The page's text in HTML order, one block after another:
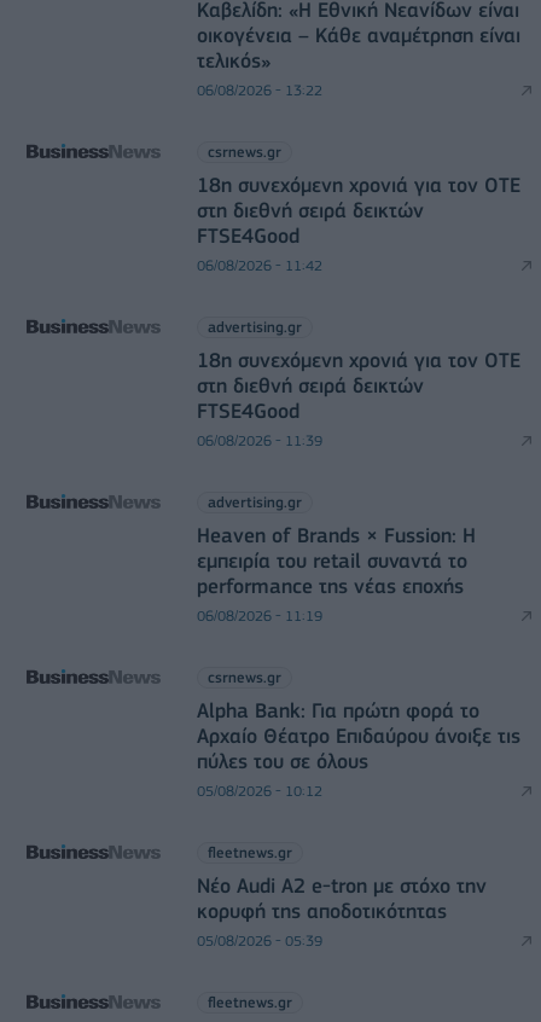
Καβελίδη: «Η Εθνική Νεανίδων είναι
οικογένεια – Κάθε αναμέτρηση είναι
τελικός»
06/08/2026 - 13:22
csrnews.gr
18η συνεχόμενη χρονιά για τον ΟΤΕ
στη διεθνή σειρά δεικτών
FTSE4Good
06/08/2026 - 11:42
advertising.gr
18η συνεχόμενη χρονιά για τον ΟΤΕ
στη διεθνή σειρά δεικτών
FTSE4Good
06/08/2026 - 11:39
advertising.gr
Heaven of Brands × Fussion: Η
εμπειρία του retail συναντά το
performance της νέας εποχής
06/08/2026 - 11:19
csrnews.gr
Alpha Bank: Για πρώτη φορά το
Αρχαίο Θέατρο Επιδαύρου άνοιξε τις
πύλες του σε όλους
05/08/2026 - 10:12
fleetnews.gr
Νέο Audi A2 e-tron με στόχο την
κορυφή της αποδοτικότητας
05/08/2026 - 05:39
fleetnews.gr